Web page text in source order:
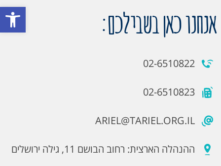
פתח אנחנו כאן בשבילכם:
02-6510822
02-6510823
ARIEL@TARIEL.ORG.IL
ההנהלה הארצית: רחוב הבושם 11, גילה ירושלים